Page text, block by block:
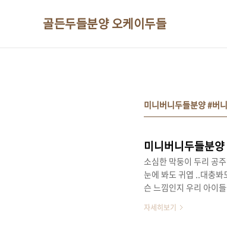
골든두들분양 오케이두들
미니버니두들분양 #버
미니버니두들분
소심한 막둥이 두리 공
눈에 봐도 귀엽 ..대충
슨 느낌인지 우리 아이
서누가 누군지헷갈리지
자세히보기